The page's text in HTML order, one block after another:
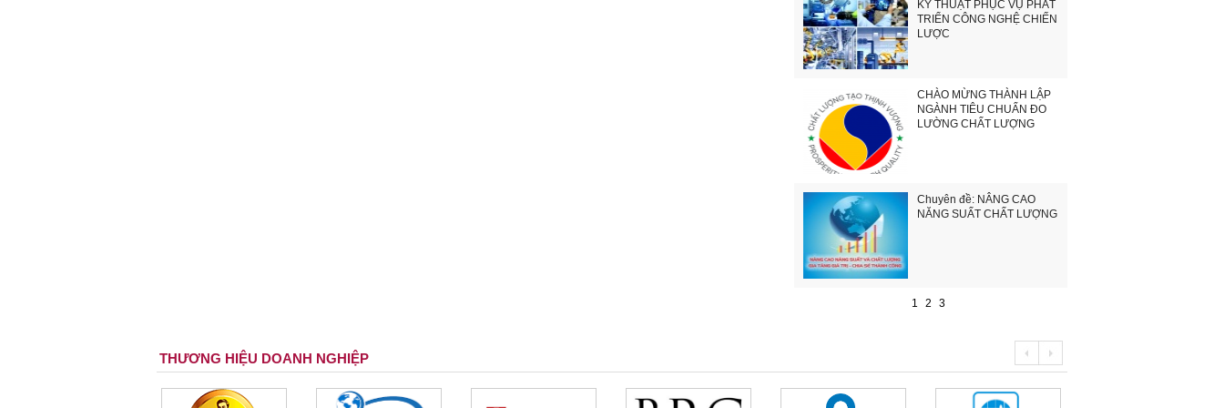
KỸ THUẬT PHỤC VỤ PHÁT
TRIỂN CÔNG NGHỆ CHIẾN
LƯỢC
CHÀO MỪNG THÀNH LẬP
NGÀNH TIÊU CHUẨN ĐO
LƯỜNG CHẤT LƯỢNG
Chuyên đề: NÂNG CAO
NĂNG SUẤT CHẤT LƯỢNG
1 2 3
THƯƠNG HIỆU DOANH NGHIỆP